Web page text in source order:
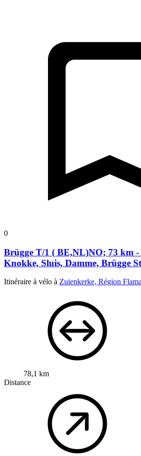
0
Brügge T/1 ( BE,NL)NO; 73 km -
Knokke, Sluis, Damme, Brügge
Itinéraire à vélo à Zuienkerke, Région
78,1 km
Distance